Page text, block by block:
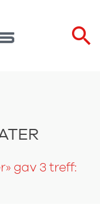
gav 3 treff: